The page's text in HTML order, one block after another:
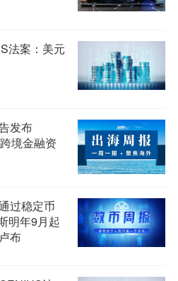
法案：美元
发布
境金融资
过稳定币
明年9月起
布